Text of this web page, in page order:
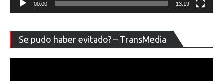
00:00 13:19
Se pudo haber evitado? – TransMedia
de